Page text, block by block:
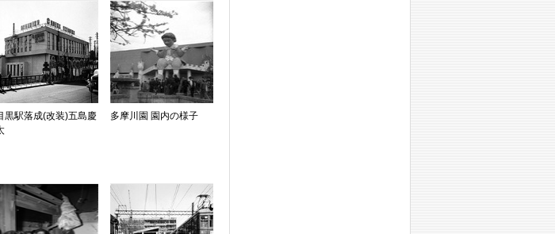
黒駅落成(改装)五島慶
多摩川園 園内の様子